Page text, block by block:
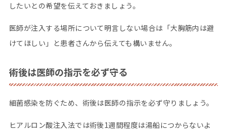
したいとの希望を伝えておきましょう。
医師が注入する場所について明言しない場合は「大胸筋内は避
けてほしい」と患者さんから伝えても構いません。
術後は医師の指示を必ず守る
細菌感染を防ぐため、術後は医師の指示を必ず守りましょう。
ヒアルロン酸注入法では術後1週間程度は湯船につからないよ